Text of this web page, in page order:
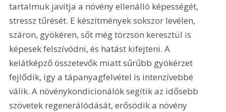
tartalmuk javítja a növény ellenálló képességét,
stressz tűrését. E készítmények sokszor levélen,
száron, gyökéren, sőt még törzsön keresztül is
képesek felszívódni, és hatást kifejteni. A
kelátképző összetevők miatt sűrűbb gyökérzet
fejlődik, így a tápanyagfelvétel is intenzívebbé
válik. A növénykondicionálók segítik az idősebb
szövetek regenerálódását, erősödik a növény